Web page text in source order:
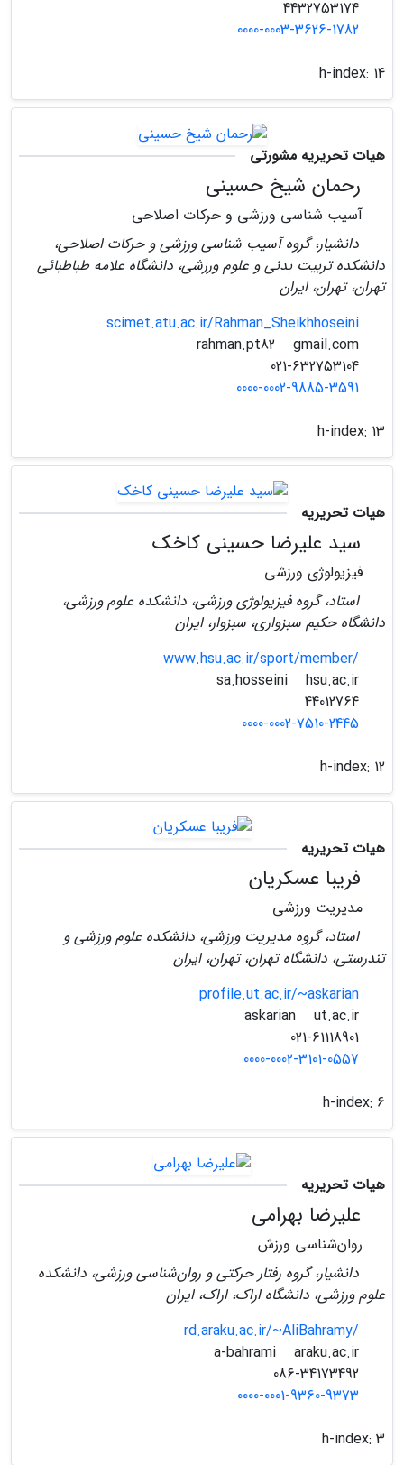
0000-0003-3626-1782
h-index: 14
هیات تحریریه مشورتی
رحمان شیخ حسینی
آسیب شناسی ورزشی و حرکات اصلاحی
دانشیار، گروه آسیب شناسی ورزشی و حرکات اصلاحی،
دانشکده تربیت بدنی و علوم ورزشی، دانشگاه علامه طباطبائی
تهران، تهران، ایران
scimet.atu.ac.ir/Rahman_Sheikhhoseini
gmail.com
0000-0002-9885-3591
h-index: 13
هیات تحریریه
سید علیرضا حسینی کاخک
فیزیولوژی ورزشی
استاد، گروه فیزیولوژی ورزشی، دانشکده علوم ورزشی،
دانشگاه حکیم سبزواری، سبزوار، ایران
www.hsu.ac.ir/sport/member/
hsu.ac.ir
0000-0002-7510-2445
h-index: 12
هیات تحریریه
فریبا عسکریان
مدیریت ورزشی
استاد، گروه مدیریت ورزشی، دانشکده علوم ورزشی و
تندرستی، دانشگاه تهران، تهران، ایران
profile.ut.ac.ir/~askarian
ut.ac.ir
0000-0002-3101-0557
h-index: 6
هیات تحریریه
علیرضا بهرامی
روان‌شناسی ورزش
دانشیار، گروه رفتار حرکتی و روان‌شناسی ورزشی، دانشکده
علوم ورزشی، دانشگاه اراک، اراک، ایران
rd.araku.ac.ir/~AliBahramy/
araku.ac.ir
0000-0001-9360-9373
h-index: 3